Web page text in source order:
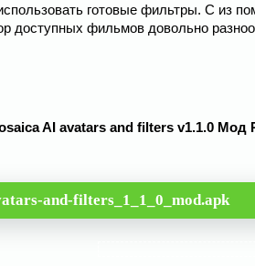
готовые фильтры. С из
доступных фильмов довольно
AI avatars and filters v1.1.0
and-filters_1_1_0_mod.apk